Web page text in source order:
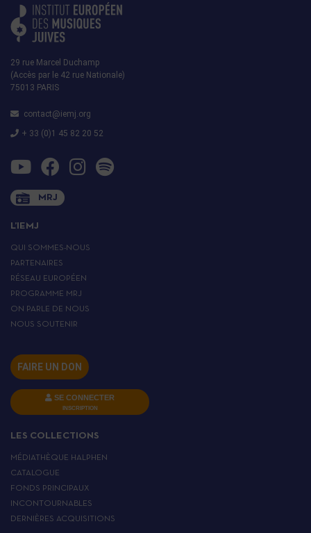
29 rue Marcel Duchamp
(Accès par le 42 rue Nationale)
75013 PARIS
contact@iemj.org
+ 33 (0)1 45 82 20 52
MRJ
L’IEMJ
QUI SOMMES-NOUS
PARTENAIRES
RÉSEAU EUROPÉEN
PROGRAMME MRJ
ON PARLE DE NOUS
NOUS SOUTENIR
FAIRE UN DON
SE CONNECTER
INSCRIPTION
LES COLLECTIONS
MÉDIATHÈQUE HALPHEN
CATALOGUE
FONDS PRINCIPAUX
INCONTOURNABLES
DERNIÈRES ACQUISITIONS